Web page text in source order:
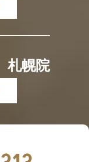
札幌院